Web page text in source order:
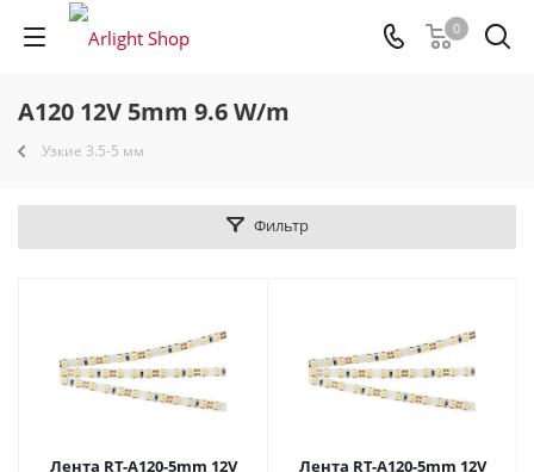
0
A120 12V 5mm 9.6 W/m
Узкие 3.5-5 мм
Фильтр
Лента RT-A120-5mm 12V
Лента RT-A120-5mm 12V